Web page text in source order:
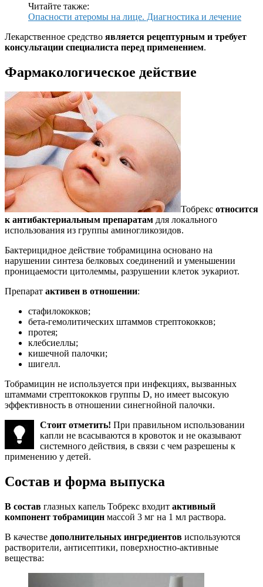
Читайте также:
Опасности атеромы на лице. Диагностика и лечение
Лекарственное средство является рецептурным и требует
консультации специалиста перед применением.
Фармакологическое действие
Тобрекс относится
к антибактериальным препаратам для локального
использования из группы аминогликозидов.
Бактерицидное действие тобрамицина основано на
нарушении синтеза белковых соединений и уменьшении
проницаемости цитолеммы, разрушении клеток эукариот.
Препарат активен в отношении:
стафилококков;
бета-гемолитических штаммов стрептококков;
протея;
клебсиеллы;
кишечной палочки;
шигелл.
Тобрамицин не используется при инфекциях, вызванных
штаммами стрептококков группы D, но имеет высокую
эффективность в отношении синегнойной палочки.
Стоит отметить! При правильном использовании
капли не всасываются в кровоток и не оказывают
системного действия, в связи с чем разрешены к
применению у детей.
Состав и форма выпуска
В состав глазных капель Тобрекс входит активный
компонент тобрамицин массой 3 мг на 1 мл раствора.
В качестве дополнительных ингредиентов используются
растворители, антисептики, поверхностно-активные
вещества: